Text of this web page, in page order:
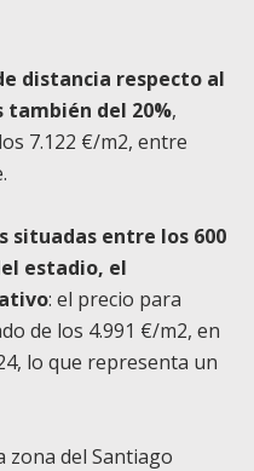
distancia respecto al
también del 20%,
7.122 €/m2, entre
situadas entre los 600
estadio, el
: el precio para
de los 4.991 €/m2, en
lo que representa un
zona del Santiago